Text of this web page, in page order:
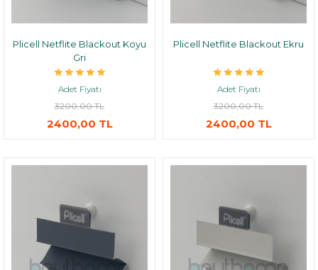
Plicell Netflite Blackout Koyu
Gri
Adet Fiyatı
3200,00 TL
2400,00 TL
Plicell Netflite Blackout Ekru
Adet Fiyatı
3200,00 TL
2400,00 TL